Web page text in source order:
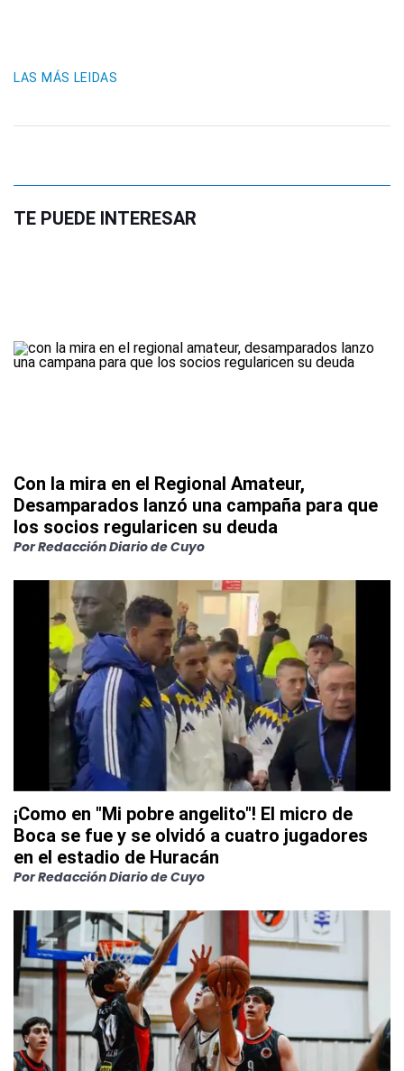
LAS MÁS LEIDAS
TE PUEDE INTERESAR
Con la mira en el Regional Amateur,
Desamparados lanzó una campaña para que
los socios regularicen su deuda
PorRedacción Diario de Cuyo
¡Como en "Mi pobre angelito"! El micro de
Boca se fue y se olvidó a cuatro jugadores
en el estadio de Huracán
PorRedacción Diario de Cuyo